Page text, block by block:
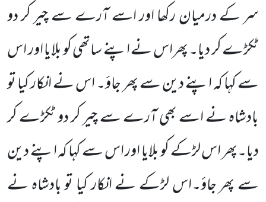
سر کے درمیان رکھا اور اسے آرے سے چیر کر دو
ٹکڑے کر دیا۔ پھراس نے اپنے ساتھی کو بلایا اور اس
سے کہا کہ اپنے دین سے پھر جاؤ۔ اس نے انکار کیا تو
بادشاہ نے اسے بھی آرے سے چیر کر دو ٹکڑے کر
دیا۔پھر اس لڑکے کو بلایا اور اس سے کہا کہ اپنے دین
سے پھر جاؤ۔اس لڑکے نے انکار کیا تو بادشاہ نے